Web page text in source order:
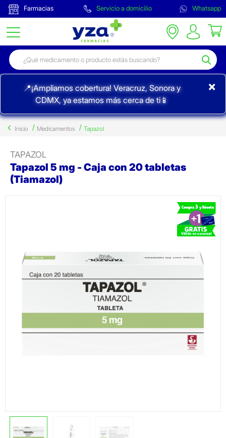
Farmacias Servicio a domicilio Whatsapp
📍¡Ampliamos cobertura! Veracruz, Sonora y
CDMX, ya estamos más cerca de ti📱
×
Inicio Medicamentos Tapazol
TAPAZOL
Tapazol 5 mg - Caja con 20 tabletas
(Tiamazol)